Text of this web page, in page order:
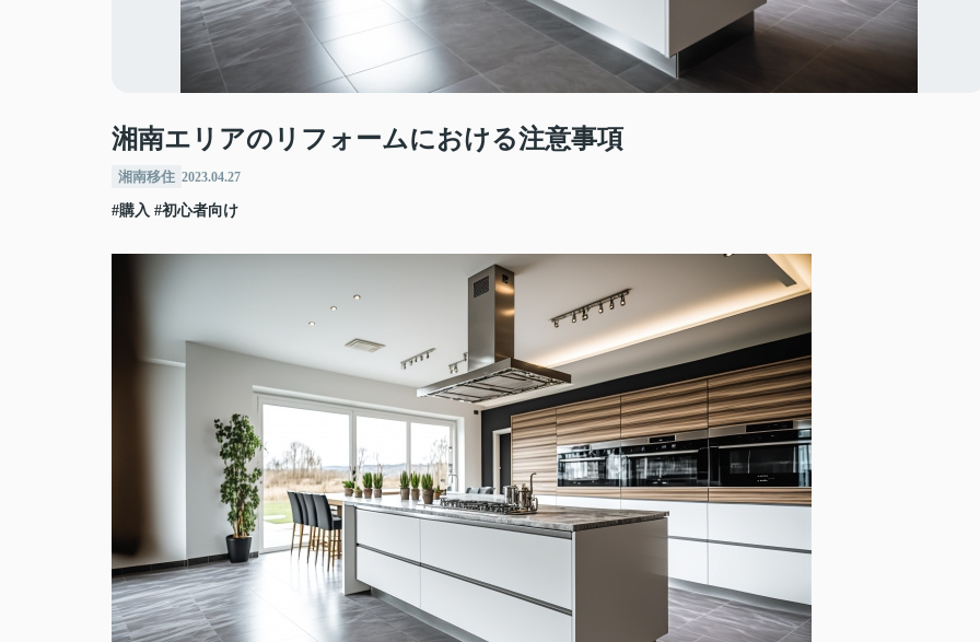
湘南エリアのリフォームにおける注意事項
湘南移住 2023.04.27
#購入 #初心者向け